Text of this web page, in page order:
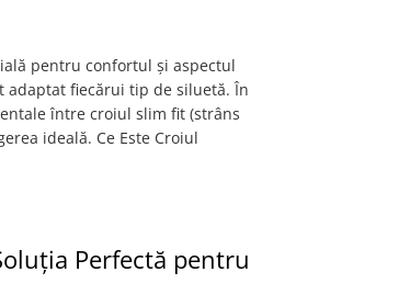
pentru confortul și aspectul
adaptat fiecărui tip de siluetă. În
între croiul slim fit (strâns
ideală. Ce Este Croiul
Perfectă pentru